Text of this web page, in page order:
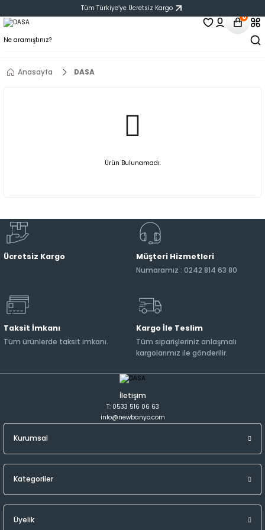
Tüm Türkiye‘ye Ücretsiz Kargo
0
Anasayfa DASA
Ürün Bulunamadı.
Ücretsiz Kargo Müşteri Hizmetleri
Numaramız : 0242 814 63 80
Taksit İmkanı
Tüm ürünlerde taksit imkanı.
Kargo İle Teslim
Tüm siparişleriniz anlaşmalı
kargolarımız ile gönderilir.
İletişim
T: 0533 516 06 63
info@newbanyo.com
Kurumsal
Kategoriler
Üyelik